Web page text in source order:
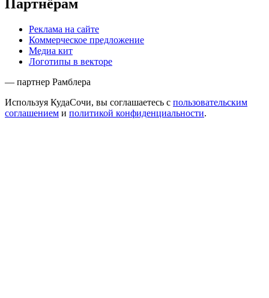
Партнёрам
Реклама на сайте
Коммерческое предложение
Медиа кит
Логотипы в векторе
— партнер Рамблера
Используя КудаСочи, вы соглашаетесь с пользовательским
соглашением и политикой конфиденциальности.